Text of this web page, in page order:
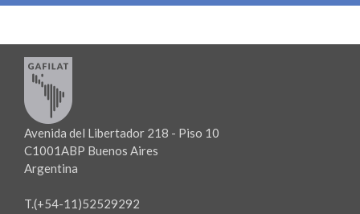
Avenida del Libertador 218 - Piso 10
C1001ABP Buenos Aires
Argentina
T.(+54-11)52529292